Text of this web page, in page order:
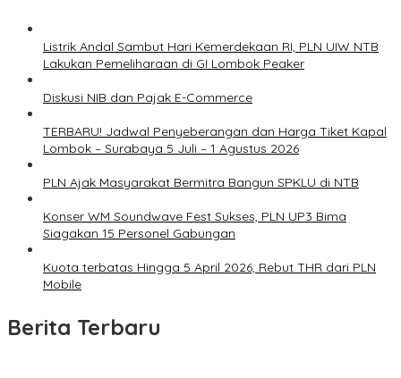
Listrik Andal Sambut Hari Kemerdekaan RI, PLN UIW NTB
Lakukan Pemeliharaan di GI Lombok Peaker
Diskusi NIB dan Pajak E-Commerce
TERBARU! Jadwal Penyeberangan dan Harga Tiket Kapal
Lombok – Surabaya 5 Juli – 1 Agustus 2026
PLN Ajak Masyarakat Bermitra Bangun SPKLU di NTB
Konser WM Soundwave Fest Sukses, PLN UP3 Bima
Siagakan 15 Personel Gabungan
Kuota terbatas Hingga 5 April 2026, Rebut THR dari PLN
Mobile
Berita Terbaru